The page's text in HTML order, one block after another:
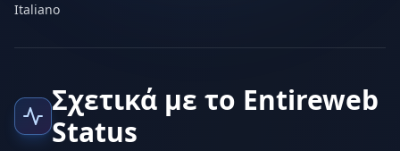
Italiano
Σχετικά με το Entireweb
Status